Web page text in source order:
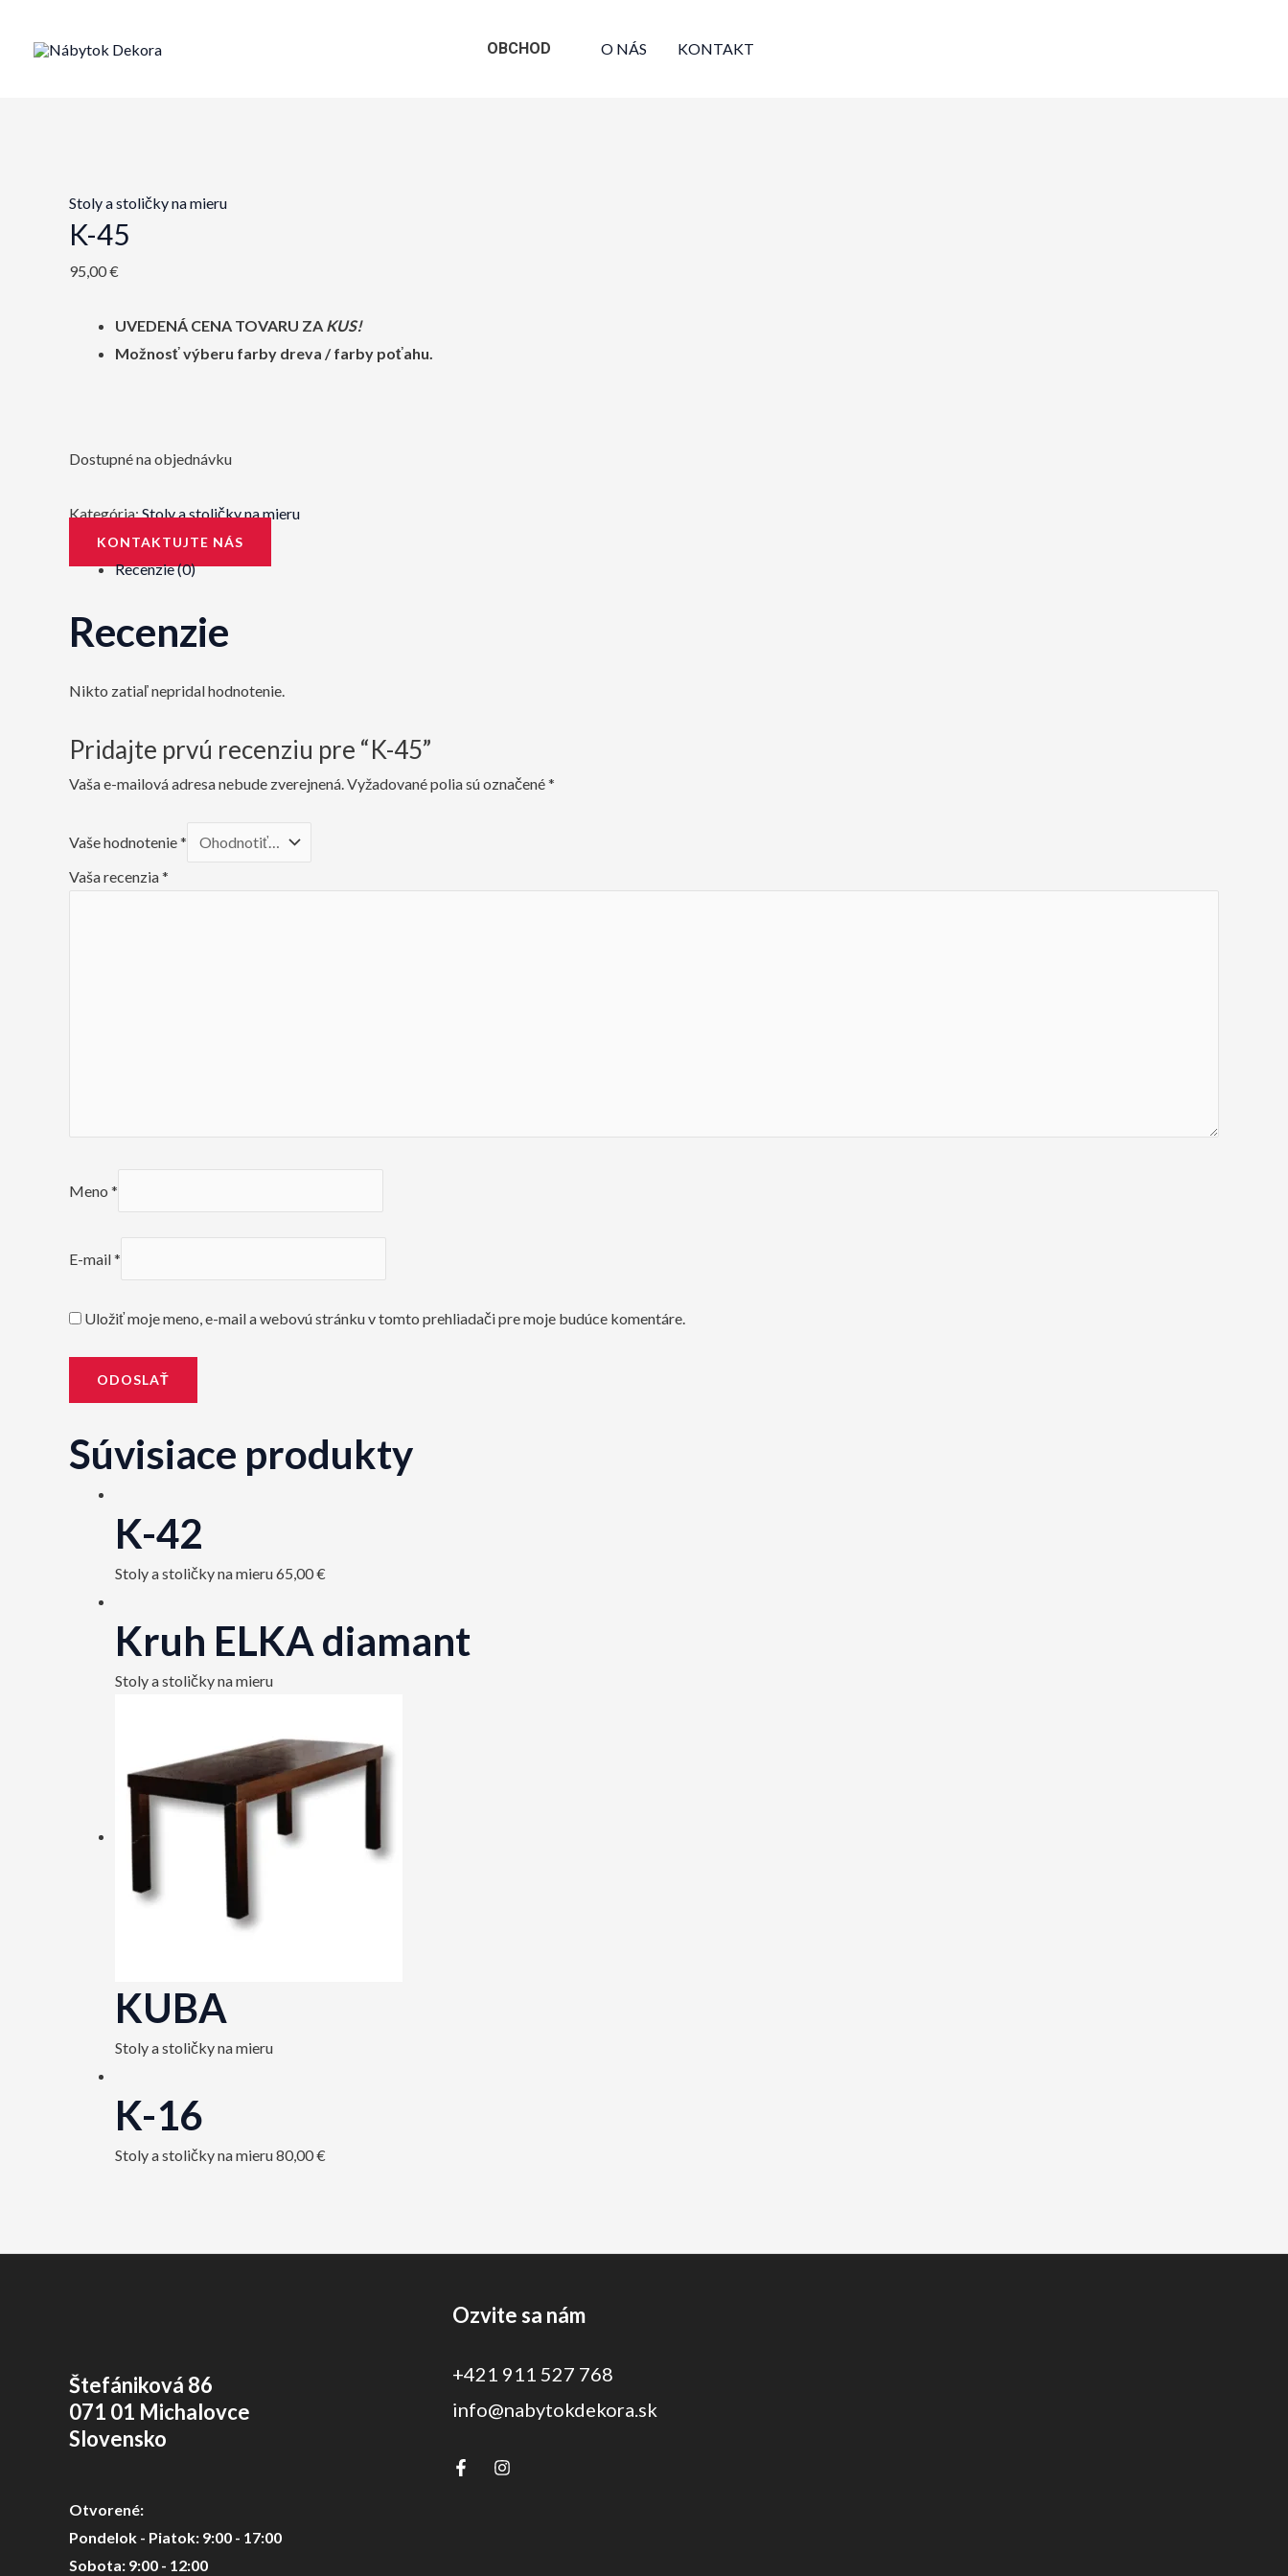
OBCHOD O NÁS KONTAKT
Stoly a stoličky na mieru
K-45
95,00€
UVEDENÁ CENA TOVARU ZA KUS!
Možnosť výberu farby dreva / farby poťahu.
Dostupné na objednávku
Kategória:Stoly a stoličky na mieru
KONTAKTUJTE NÁS
Recenzie (0)
Recenzie
Nikto zatiaľ nepridal hodnotenie.
Pridajte prvú recenziu pre “K-45”
Vaša e-mailová adresa nebude zverejnená.Vyžadované polia sú označené*
Vaše hodnotenie*
Vaša recenzia*
Meno *
E-mail*
Uložiť moje meno, e-mail a webovú stránku v tomto prehliadači pre moje budúce komentáre.
Súvisiace produkty
K-42
Stoly a stoličky na mieru65,00€
Kruh ELKA diamant
Stoly a stoličky na mieru
KUBA
Stoly a stoličky na mieru
K-16
Stoly a stoličky na mieru80,00€
Štefániková 86
071 01 Michalovce
Slovensko
Otvorené:
Pondelok - Piatok: 9:00 - 17:00
Sobota: 9:00 - 12:00
Ozvite sa nám
+421 911 527 768
info@nabytokdekora.sk